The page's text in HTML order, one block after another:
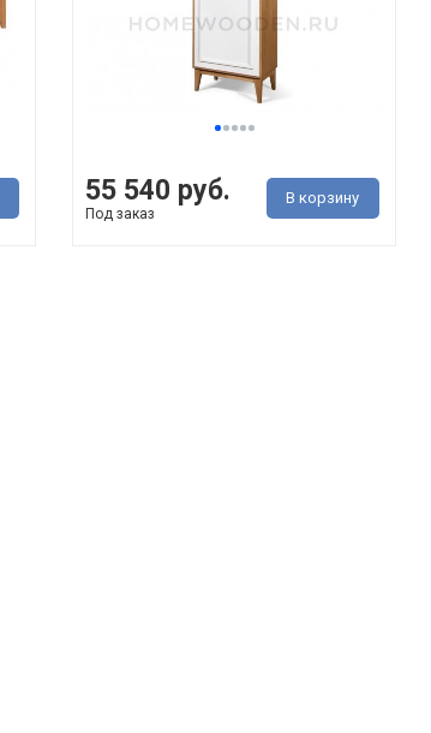
55 540 руб.
Под заказ
В корзину